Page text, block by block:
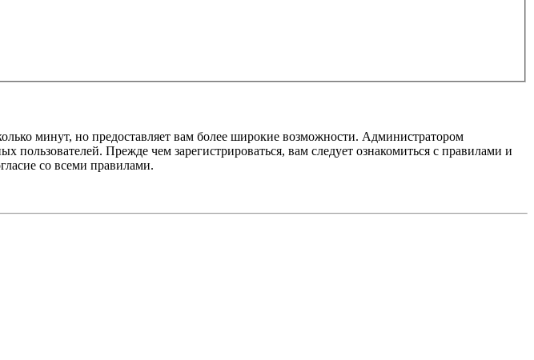
минут, но предоставляет вам более широкие возможности. Администратором
Прежде чем зарегистрироваться, вам следует ознакомиться с правилами и
со всеми правилами.